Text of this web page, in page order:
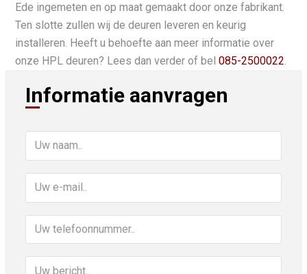
Ede ingemeten en op maat gemaakt door onze fabrikant.
Ten slotte zullen wij de deuren leveren en keurig
installeren. Heeft u behoefte aan meer informatie over
onze HPL deuren? Lees dan verder of bel085-2500022.
Informatie aanvragen